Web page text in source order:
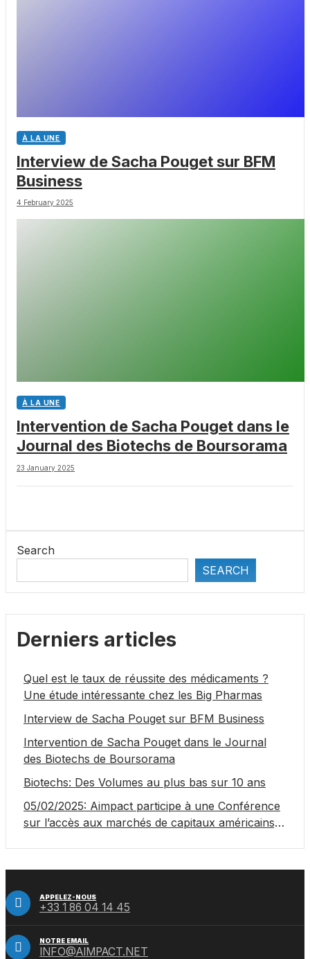
À LA UNE
Interview de Sacha Pouget sur BFM
Business
4 February 2025
À LA UNE
Intervention de Sacha Pouget dans le
Journal des Biotechs de Boursorama
23 January 2025
Search
SEARCH
Derniers articles
Quel est le taux de réussite des médicaments ?
Une étude intéressante chez les Big Pharmas
Interview de Sacha Pouget sur BFM Business
Intervention de Sacha Pouget dans le Journal
des Biotechs de Boursorama
Biotechs: Des Volumes au plus bas sur 10 ans
05/02/2025: Aimpact participe à une Conférence
sur l’accès aux marchés de capitaux américains,
APPELEZ-NOUS
+33 1 86 04 14 45
NOTRE EMAIL
INFO@AIMPACT.NET